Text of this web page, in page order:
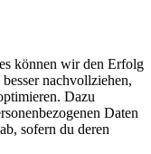
können wir den Erfolg
nachvollziehen,
Dazu
Daten
sofern du deren